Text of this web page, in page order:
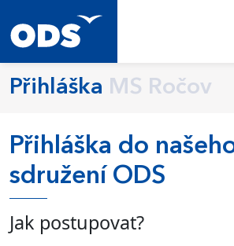
Přihláška MS Ročov
Přihláška do
sdružení ODS
Jak postupovat?